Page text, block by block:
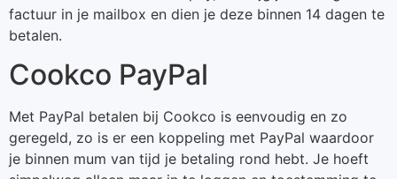
factuur in je mailbox en dien je deze binnen 14 dagen te
betalen.
Cookco PayPal
Met PayPal betalen bij Cookco is eenvoudig en zo
geregeld, zo is er een koppeling met PayPal waardoor
je binnen mum van tijd je betaling rond hebt. Je hoeft